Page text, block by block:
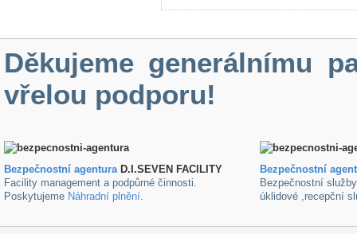
Děkujeme generálnímu
vřelou podporu!
Bezpečnostní agenturaD.I.SEVEN FACILITY
Facility management a podpůrné činnosti.
Poskytujeme Náhradní plnění.
Bezpečnostní
Bezpečnostní
úklidové ,recepční